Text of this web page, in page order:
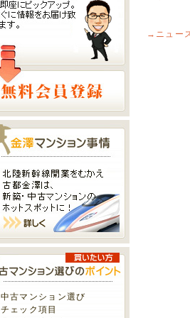
中古マンション選び
チェック項目
→ニュー